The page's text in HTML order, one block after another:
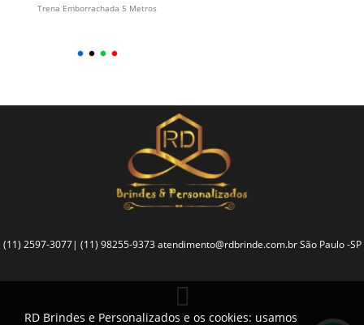
Trena Emborrachada 5 Metros
(11) 2597-3077| (11) 98255-9373 atendimento@rdbrinde.com.br São Paulo -SP
RD Brindes e Personalizados e os cookies: usamos